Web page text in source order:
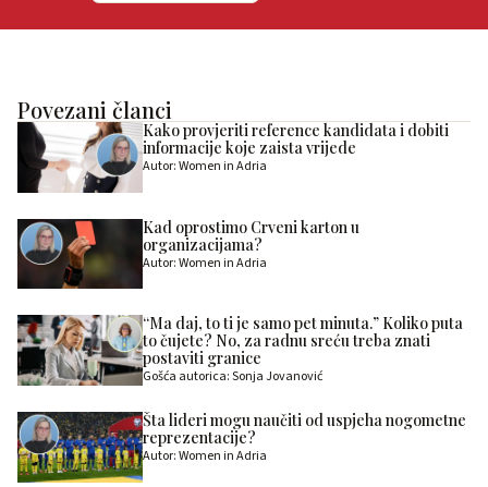
Povezani članci
Kako provjeriti reference kandidata i dobiti
informacije koje zaista vrijede
Autor: Women in Adria
Kad oprostimo Crveni karton u
organizacijama?
Autor: Women in Adria
“Ma daj, to ti je samo pet minuta.” Koliko puta
to čujete? No, za radnu sreću treba znati
postaviti granice
Gošća autorica: Sonja Jovanović
Šta lideri mogu naučiti od uspjeha nogometne
reprezentacije?
Autor: Women in Adria